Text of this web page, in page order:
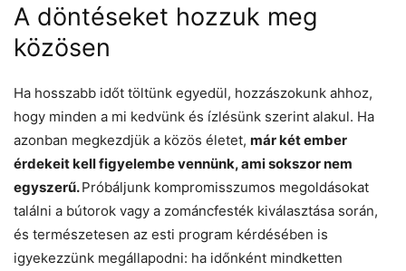
A döntéseket hozzuk meg
közösen
Ha hosszabb időt töltünk egyedül, hozzászokunk ahhoz,
hogy minden a mi kedvünk és ízlésünk szerint alakul. Ha
azonban megkezdjük a közös életet, már két ember
érdekeit kell figyelembe vennünk, ami sokszor nem
egyszerű.Próbáljunk kompromisszumos megoldásokat
találni a bútorok vagy a zománcfesték kiválasztása során,
és természetesen az esti program kérdésében is
igyekezzünk megállapodni: ha időnként mindketten